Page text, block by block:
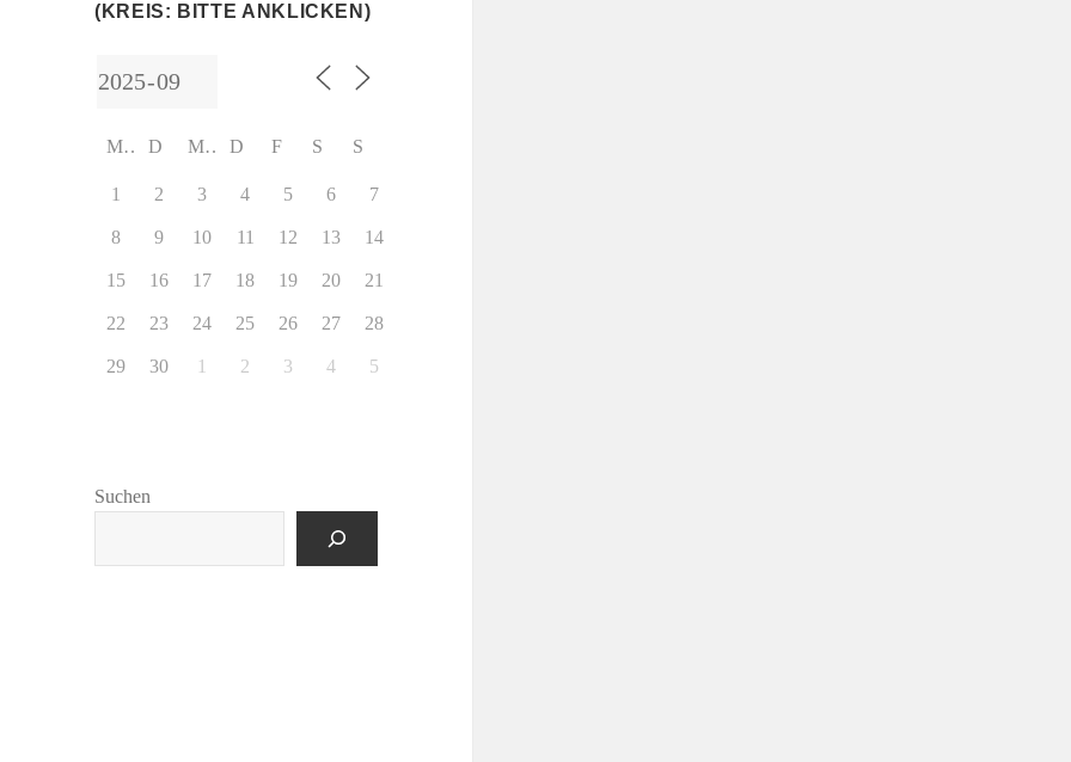
(KREIS: BITTE ANKLICKEN)
M D M D F S S
1 2 3 4 5 6 7
8 9 10 11 12 13 14
15 16 17 18 19 20 21
22 23 24 25 26 27 28
29 30 1 2 3 4 5
Suchen